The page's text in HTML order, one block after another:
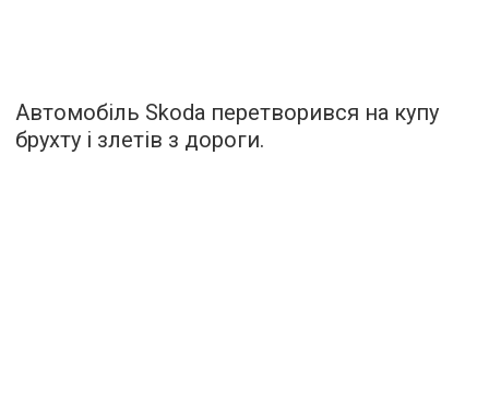
Автомобіль Skoda перетворився на купу
брухту і злетів з дороги.